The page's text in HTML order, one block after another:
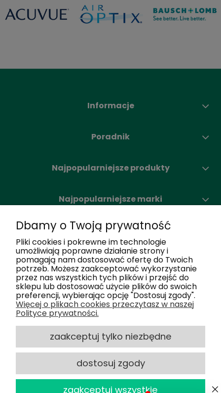
Informacje
Poradnik
Najpopularniejsze produkty
Najpopularniejsze marki
Moje konto
Nasze salony
Dlaczego my
Obsługa klienta
2025 © Optiland.pl - Wszelkie Prawa
powered by
Dbamy o Twoją prywatność
Pliki cookies i pokrewne im technologie
umożliwiają poprawne działanie strony i
pomagają nam dostosować ofertę do Twoich
potrzeb. Możesz zaakceptować wykorzystanie
przez nas wszystkich tych plików i przejść do
sklepu lub dostosować użycie plików do swoich
preferencji, wybierając opcję "Dostosuj zgody".
Więcej o plikach cookies przeczytasz w naszej
Polityce prywatności.
zaakceptuj tylko niezbędne
dostosuj zgody
zaakceptuj wszystkie